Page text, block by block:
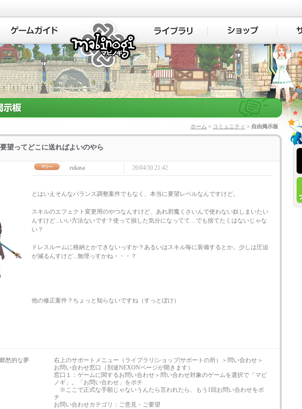
マビノギ
ホーム > コミュニティ > 自由掲示板
望ってどこに送ればよいのやら
rukasa 26/04/30 21:42
とはいえそんなバランス調整案件でもなく、本当に要望レベルなんですけど。
スキルのエフェクト変更用のやつなんすけど、あれ邪魔くさいんで使わない奴しまいたい
んすけど...いい方法ないです？使って損した気分になってて…でも捨てたくはないじゃな
い？
ドレスルームに格納とかできないっすか？あるいはスキル毎に装備するとか。少しは圧迫
が減るんすけど...無理っすかね・・・？
他の修正案件？ちょっと知らないですね（すっとぼけ）
郷愁的な夢
右上のサポートメニュー（ライブラリ|ショップ|サポートの所）＞問い合わせ＞
お問い合わせ窓口（別途NEXONページが開きます）
窓口１：ゲームに関するお問い合わせ＞問い合わせ対象のゲームを選択で「マビ
ノギ」。「お問い合わせ」をポチ
※ここで正式な手順じゃないうんたら言われたら、もう1回お問い合わせをポ
チ
お問い合わせカテゴリ：ご意見・ご要望